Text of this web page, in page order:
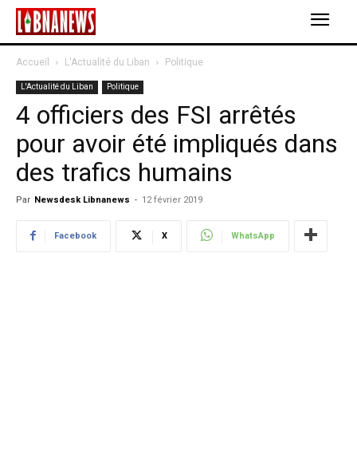
Accueil L'Actualité du Liban Politique
L'Actualité du Liban Politique
4 officiers des FSI arrêtés
pour avoir été impliqués dans
des trafics humains
Par Newsdesk Libnanews - 12 février 2019
Facebook X WhatsApp